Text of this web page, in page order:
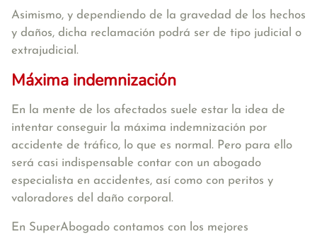
Asimismo, y dependiendo de la gravedad de los hechos
y daños, dicha reclamación podrá ser de tipo judicial o
extrajudicial.
Máxima indemnización
En la mente de los afectados suele estar la idea de
intentar conseguir la máxima indemnización por
accidente de tráfico, lo que es normal. Pero para ello
será casi indispensable contar con un abogado
especialista en accidentes, así como con peritos y
valoradores del daño corporal.
En SuperAbogado contamos con los mejores